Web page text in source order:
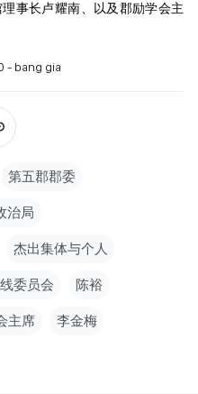
事长卢耀南、以及郡励学会主
第五郡郡委
治局
杰出集体与个人
委员会 陈裕
主席 李金梅